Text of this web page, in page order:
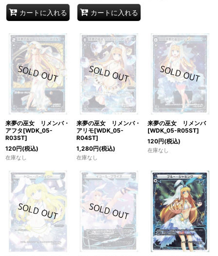
カートに入れる カートに入れる
来夢の巫女 リメンバ・
アフタ[WDK_05-
R03ST]
120円(税込)
在庫なし
来夢の巫女 リメンバ・
アリモ[WDK_05-
R04ST]
1,280円(税込)
在庫なし
来夢の巫女 リメンバ
[WDK_05-R05ST]
120円(税込)
在庫なし